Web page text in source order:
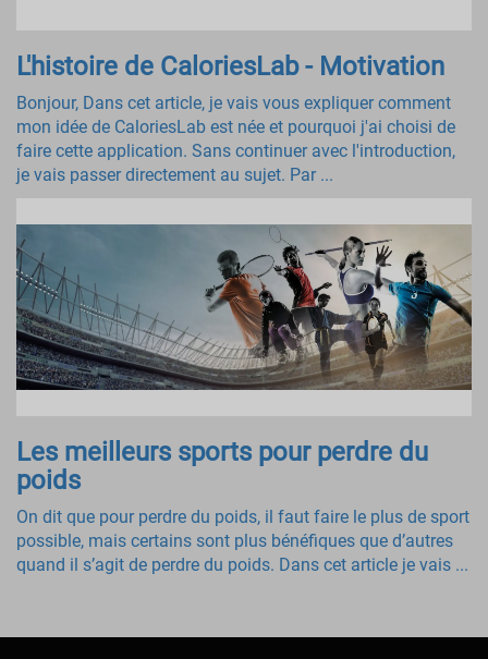
L'histoire de CaloriesLab - Motivation
Bonjour, Dans cet article, je vais vous expliquer comment
mon idée de CaloriesLab est née et pourquoi j'ai choisi de
faire cette application. Sans continuer avec l'introduction,
je vais passer directement au sujet. Par ...
Les meilleurs sports pour perdre du
poids
On dit que pour perdre du poids, il faut faire le plus de sport
possible, mais certains sont plus bénéfiques que d’autres
quand il s’agit de perdre du poids. Dans cet article je vais ...